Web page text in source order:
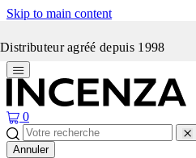
Skip to main content
Distributeur agréé depuis 1998
Incenza fait
0
Annuler